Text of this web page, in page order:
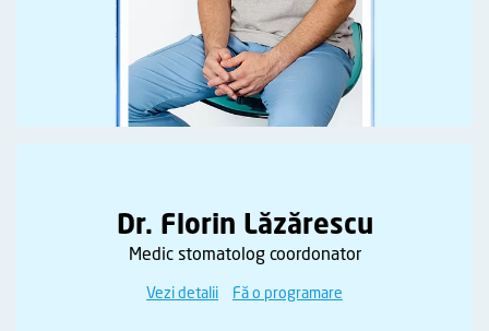
Dr. Florin Lăzărescu
Medic stomatolog coordonator
Vezi detalii Fă o programare